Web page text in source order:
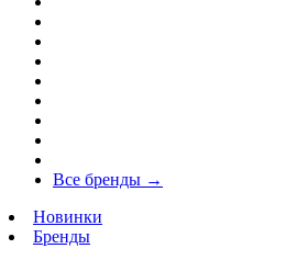
Все бренды →
Новинки
Бренды